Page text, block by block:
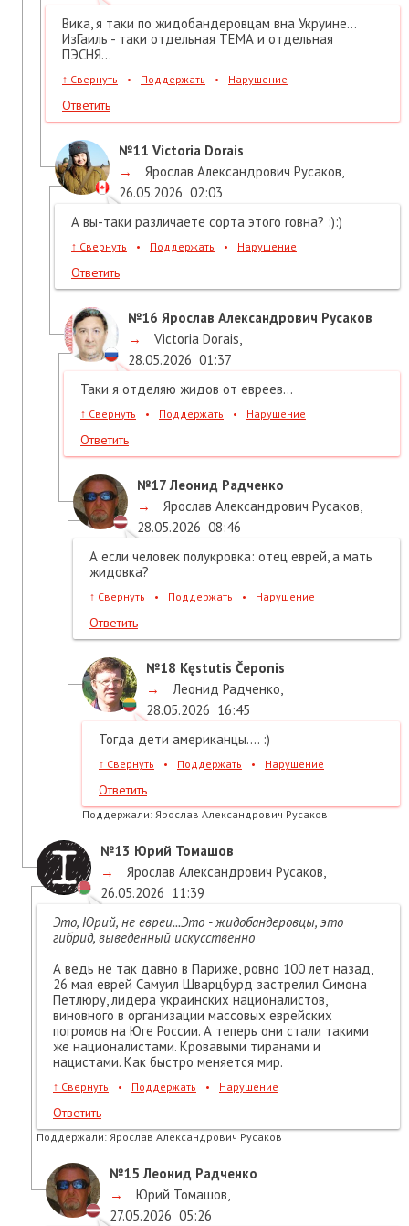
Вика, я таки по жидобандеровцам вна Укруине...
ИзГаиль - таки отдельная ТЕМА и отдельная
ПЭСНЯ...
↑ Свернуть • Поддержать • Нарушение
Ответить
№11 Victoria Dorais
→
Ярослав Александрович Русаков,
26.05.2026 02:03
А вы-таки различаете сорта этого говна? :):)
↑ Свернуть • Поддержать • Нарушение
Ответить
№16 Ярослав Александрович Русаков
→
Victoria Dorais,
28.05.2026 01:37
Таки я отделяю жидов от евреев...
↑ Свернуть • Поддержать • Нарушение
Ответить
№17Леонид Радченко
→
Ярослав Александрович Русаков,
28.05.2026 08:46
А если человек полукровка: отец еврей, а мать
жидовка?
↑ Свернуть • Поддержать • Нарушение
Ответить
№18 Kęstutis Čeponis
→
Леонид Радченко,
28.05.2026 16:45
Тогда дети американцы.... :)
↑ Свернуть • Поддержать • Нарушение
Ответить
Поддержали: Ярослав Александрович Русаков
№13 Юрий Томашов
→
Ярослав Александрович Русаков,
26.05.2026 11:39
Это, Юрий, не евреи...Это - жидобандеровцы, это
гибрид, выведенный искусственно
А ведь не так давно в Париже, ровно 100 лет назад,
26 мая еврей Самуил Шварцбурд застрелил Симона
Петлюру, лидера украинских националистов,
виновного в организации массовых еврейских
погромов на Юге России. А теперь они стали такими
же националистами. Кровавыми тиранами и
нацистами. Как быстро меняется мир.
↑ Свернуть • Поддержать • Нарушение
Ответить
Поддержали: Ярослав Александрович Русаков
№15 Леонид Радченко
→
Юрий Томашов,
27.05.2026 05:26